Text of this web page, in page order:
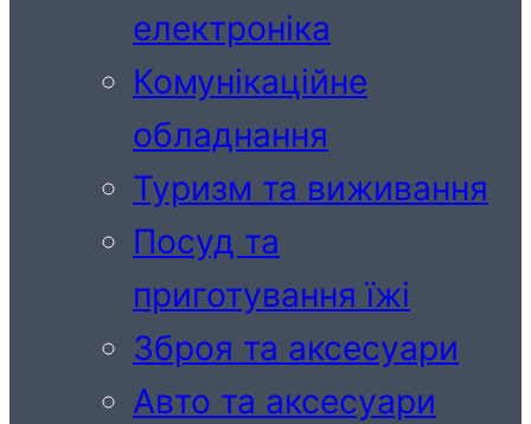
електроніка
Комунікаційне
обладнання
Туризм та виживання
Посуд та
приготування їжі
Зброя та аксесуари
Авто та аксесуари